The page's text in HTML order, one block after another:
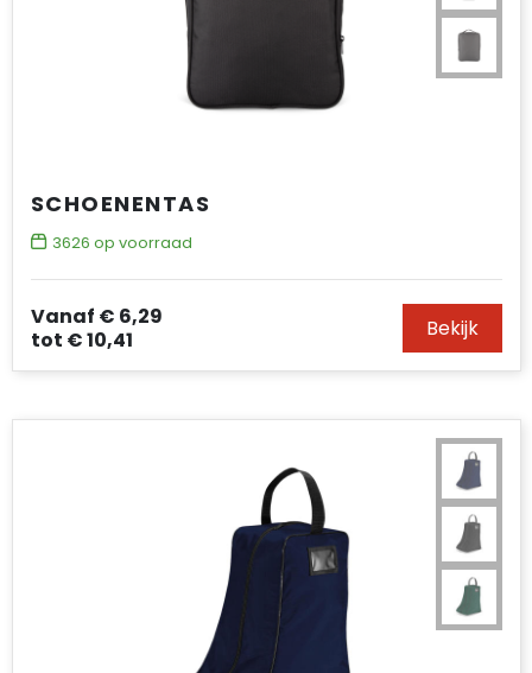
SCHOENENTAS
3626 op voorraad
Vanaf € 6,29
tot € 10,41 Bekijk